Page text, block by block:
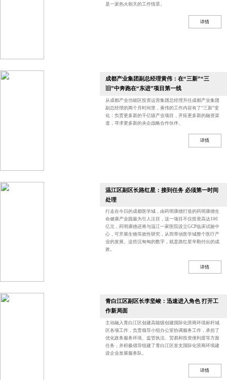
是一派热火朝天的工作情景。
详情
成都产业集团副总经理黄伟：在“三新”“三
旧”中奔跑在“东进”项目第一线
从成都产业功能区投资运营集团总经理升任成都产业集团
副总经理的两个月时间里，黄伟的工作内容有了“三新”变
化：负责更多新的千亿级产业项目，开拓更多新的融资渠
道，寻求更多新的央企战略合作伙伴。
详情
温江区副区长路红星：接到任务 必须第一时间
处理
行走在今日的成都医学城，由药明康德打造的药明康德生
命健康产业园最为引人注目，这一项目不仅投资高达100
亿元，药明康德还将与温江一家医院设立GCP临床试验中
心，可开展生物等效性研究，从而带动医学城整个医疗产
业的发展。这些沉甸甸的数字，就是路红星辛勤付出的成
效。
详情
青白江区副区长李坚峻：迅速进入角色 打开工
作新局面
主动融入青白江区创建高能级创建国际化营商环境标杆城
区各项工作，负责领导小组办公室协调服务工作，承担了
优化政务服务环境、监管执法、贸易和投资便利度等方面
任务，并积极倡导组建了青白江区首支国际化营商环境建
设企业发展服务队。
详情